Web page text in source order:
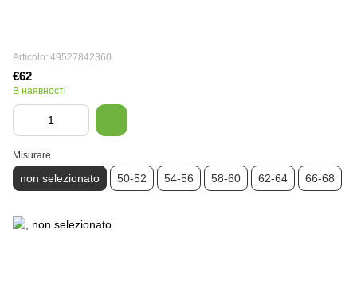
Articolo: 49527842360
€62
В наявності
Misurare
non selezionato 50-52 54-56 58-60 62-64 66-68